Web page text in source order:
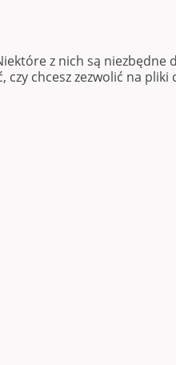
z nich są
czy chcesz zezwolić na